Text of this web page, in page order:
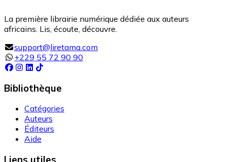
La première librairie numérique dédiée aux auteurs
africains. Lis, écoute, découvre.
support@liretama.com
+229 55 72 90 90
Bibliothèque
Catégories
Auteurs
Éditeurs
Aide
Liens utiles